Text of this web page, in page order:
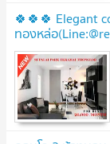
🍀🍀🍀 Elegant
ทองหล่อ
A11091